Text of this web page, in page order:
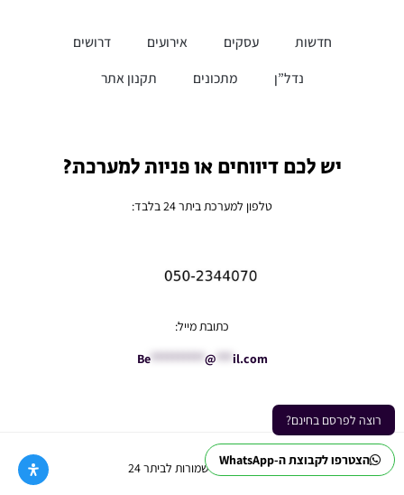
הצטרפו לקבוצת ה-WhatsApp
רוצה לפרסם בחינם?
חדשות עסקים אירועים
דרושים
נדל”ן
מתכונים תקנון אתר
יש לכם דיווחים או פניות למערכת?
טלפון למערכת ביתר 24 בלבד:
כתובת מייל:
Be********** @ *** il.com
Ⓒ כל הזכויות שמורות לביתר 24